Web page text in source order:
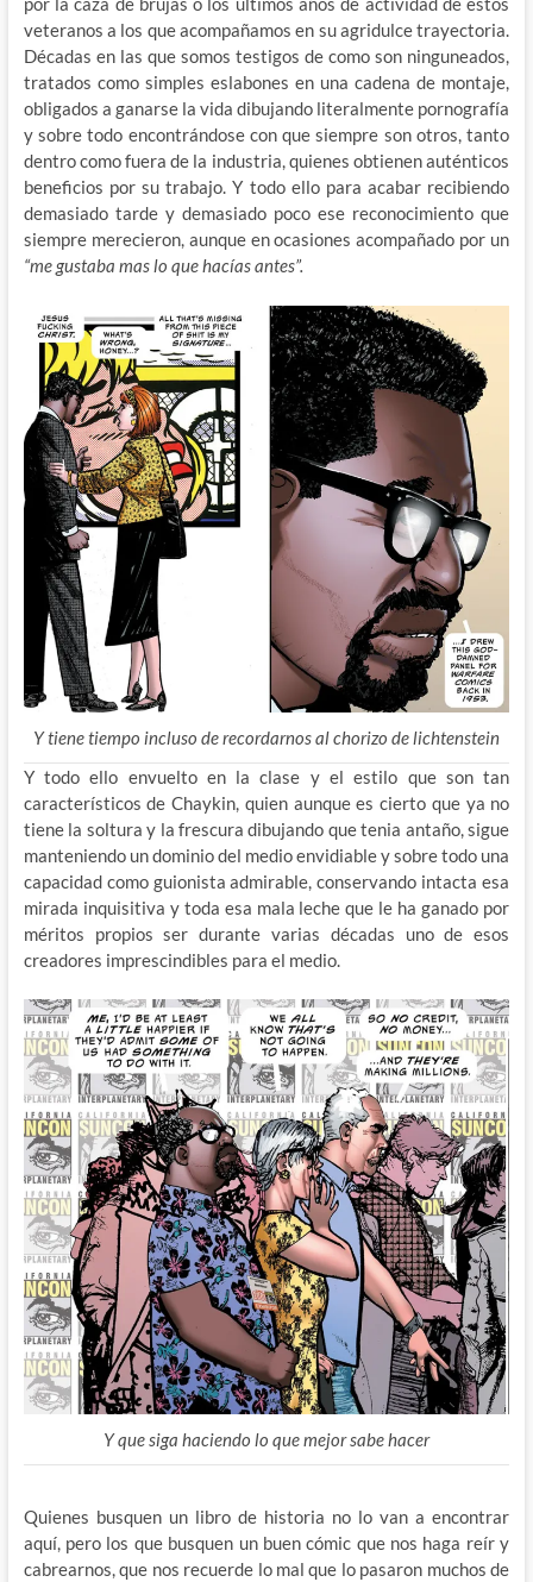
veteranos a los que acompañamos en su agridulce trayectoria.
Décadas en las que somos testigos de como son ninguneados,
tratados como simples eslabones en una cadena de montaje,
obligados a ganarse la vida dibujando literalmente pornografía
y sobre todo encontrándose con que siempre son otros, tanto
dentro como fuera de la industria, quienes obtienen auténticos
beneficios por su trabajo. Y todo ello para acabar recibiendo
demasiado tarde y demasiado poco ese reconocimiento que
siempre merecieron, aunque en ocasiones acompañado por un
“me gustaba mas lo que hacías antes”.
Y tiene tiempo incluso de recordarnos al chorizo de lichtenstein
Y todo ello envuelto en la clase y el estilo que son tan
característicos de Chaykin, quien aunque es cierto que ya no
tiene la soltura y la frescura dibujando que tenia antaño, sigue
manteniendo un dominio del medio envidiable y sobre todo una
capacidad como guionista admirable, conservando intacta esa
mirada inquisitiva y toda esa mala leche que le ha ganado por
méritos propios ser durante varias décadas uno de esos
creadores imprescindibles para el medio.
Y que siga haciendo lo que mejor sabe hacer
Quienes busquen un libro de historia no lo van a encontrar
aquí, pero los que busquen un buen cómic que nos haga reír y
cabrearnos, que nos recuerde lo mal que lo pasaron muchos de